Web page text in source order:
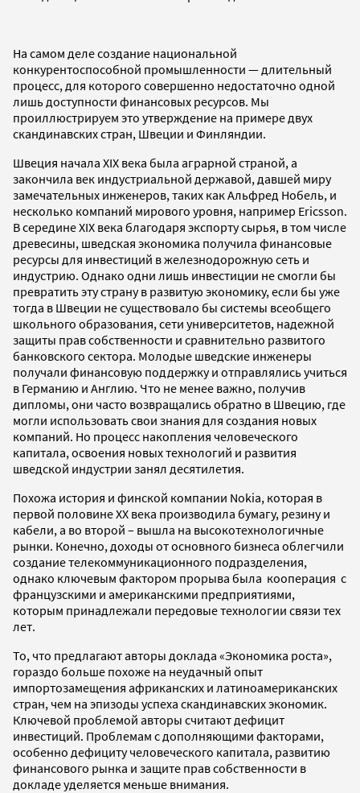
На самом деле создание национальной
конкурентоспособной промышленности — длительный
процесс, для которого совершенно недостаточно одной
лишь доступности финансовых ресурсов. Мы
проиллюстрируем это утверждение на примере двух
скандинавских стран, Швеции и Финляндии.
Швеция начала XIX века была аграрной страной, а
закончила век индустриальной державой, давшей миру
замечательных инженеров, таких как Альфред Нобель, и
несколько компаний мирового уровня, например Ericsson.
В середине XIX века благодаря экспорту сырья, в том числе
древесины, шведская экономика получила финансовые
ресурсы для инвестиций в железнодорожную сеть и
индустрию. Однако одни лишь инвестиции не смогли бы
превратить эту страну в развитую экономику, если бы уже
тогда в Швеции не существовало бы системы всеобщего
школьного образования, сети университетов, надежной
защиты прав собственности и сравнительно развитого
банковского сектора. Молодые шведские инженеры
получали финансовую поддержку и отправлялись учиться
в Германию и Англию. Что не менее важно, получив
дипломы, они часто возвращались обратно в Швецию, где
могли использовать свои знания для создания новых
компаний. Но процесс накопления человеческого
капитала, освоения новых технологий и развития
шведской индустрии занял десятилетия.
Похожа история и финской компании Nokia, которая в
первой половине XX века производила бумагу, резину и
кабели, а во второй – вышла на высокотехнологичные
рынки. Конечно, доходы от основного бизнеса облегчили
создание телекоммуникационного подразделения,
однако ключевым фактором прорыва была кооперация с
французскими и американскими предприятиями,
которым принадлежали передовые технологии связи тех
лет.
То, что предлагают авторы доклада «Экономика роста»,
гораздо больше похоже на неудачный опыт
импортозамещения африканских и латиноамериканских
стран, чем на эпизоды успеха скандинавских экономик.
Ключевой проблемой авторы считают дефицит
инвестиций. Проблемам с дополняющими факторами,
особенно дефициту человеческого капитала, развитию
финансового рынка и защите прав собственности в
докладе уделяется меньше внимания.